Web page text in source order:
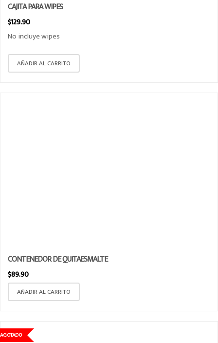
CAJITA PARA WIPES
$129.90
No incluye wipes
AÑADIR AL CARRITO
CONTENEDOR DE QUITAESMALTE
$89.90
AÑADIR AL CARRITO
AGOTADO